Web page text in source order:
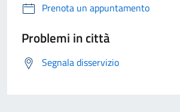
Prenota un appuntamento
Problemi in città
Segnala disservizio